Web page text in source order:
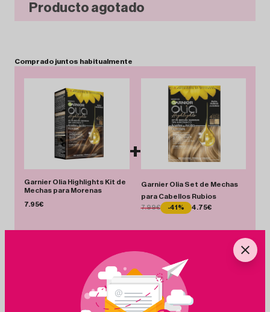
Producto agotado
Comprado juntos habitualmente
Garnier Olia Highlights Kit de
Mechas para Morenas
7.95€
+
Garnier Olia Set de Mechas
para Cabellos Rubios
7.99€ -41% 4.75€
Total 12.70 €